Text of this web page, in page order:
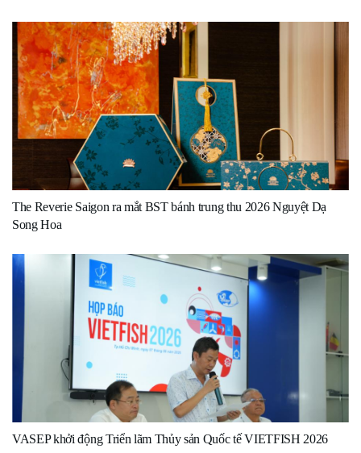
The Reverie Saigon ra mắt BST bánh trung thu 2026 Nguyệt Dạ
Song Hoa
VASEP khởi động Triển lãm Thủy sản Quốc tế VIETFISH 2026